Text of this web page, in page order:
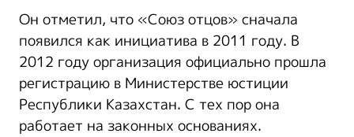
Он отметил, что «Союз отцов» сначала
появился как инициатива в 2011 году. В
2012 году организация официально прошла
регистрацию в Министерстве юстиции
Республики Казахстан. С тех пор она
работает на законных основаниях.